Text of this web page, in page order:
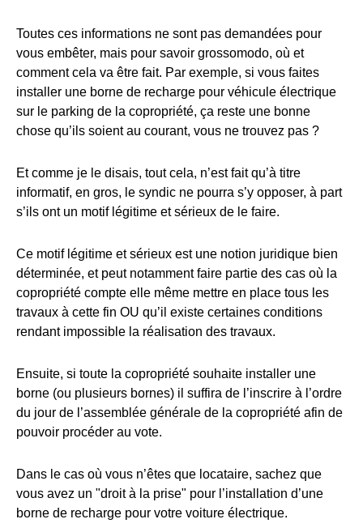
Toutes ces informations ne sont pas demandées pour
vous embêter, mais pour savoir grossomodo, où et
comment cela va être fait. Par exemple, si vous faites
installer une borne de recharge pour véhicule électrique
sur le parking de la copropriété, ça reste une bonne
chose qu’ils soient au courant, vous ne trouvez pas ?
Et comme je le disais, tout cela, n’est fait qu’à titre
informatif, en gros, le syndic ne pourra s’y opposer, à part
s’ils ont un motif légitime et sérieux de le faire.
Ce motif légitime et sérieux est une notion juridique bien
déterminée, et peut notamment faire partie des cas où la
copropriété compte elle même mettre en place tous les
travaux à cette fin OU qu’il existe certaines conditions
rendant impossible la réalisation des travaux.
Ensuite, si toute la copropriété souhaite installer une
borne (ou plusieurs bornes) il suffira de l’inscrire à l’ordre
du jour de l’assemblée générale de la copropriété afin de
pouvoir procéder au vote.
Dans le cas où vous n’êtes que locataire, sachez que
vous avez un "droit à la prise" pour l’installation d’une
borne de recharge pour votre voiture électrique.